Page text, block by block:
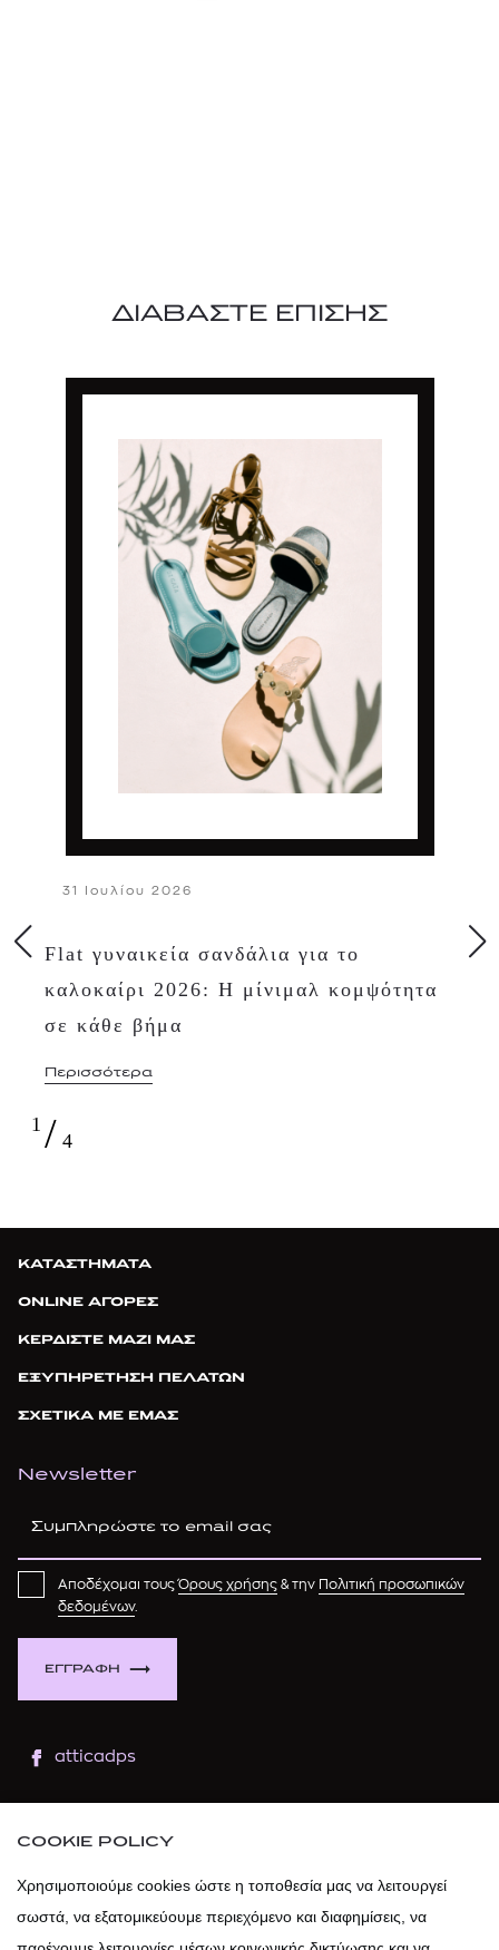
ΔΙΑΒΑΣΤΕ ΕΠΙΣΗΣ
31 Ιουλίου 2026
Flat γυναικεία σανδάλια για το
καλοκαίρι 2026: Η μίνιμαλ κομψότητα
σε κάθε βήμα
Περισσότερα
1 / 4
ΚΑΤΑΣΤΗΜΑΤΑ
ONLINE ΑΓΟΡΕΣ
ΚΕΡΔΙΣΤΕ ΜΑΖΙ ΜΑΣ
ΕΞΥΠΗΡΕΤΗΣΗ ΠΕΛΑΤΩΝ
ΣΧΕΤΙΚΑ ΜΕ ΕΜΑΣ
Newsletter
ΕΓΓΡΑΦΗ
Αποδέχομαι τουςΌρους χρήσης & την Πολιτική προσωπικών
δεδομένων.
atticadps
atticadps
COOKIE POLICY
Χρησιμοποιούμε cookies ώστε η τοποθεσία μας να λειτουργεί
σωστά, να εξατομικεύουμε περιεχόμενο και διαφημίσεις, να